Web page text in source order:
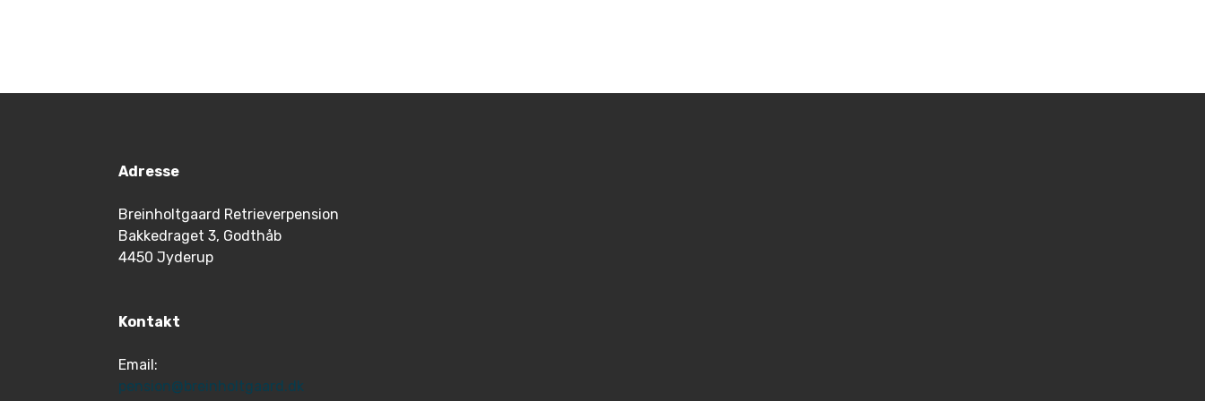
Adresse
Breinholtgaard Retrieverpension
Bakkedraget 3, Godthåb
4450 Jyderup
Kontakt
Email:
pension@breinholtgaard.dk